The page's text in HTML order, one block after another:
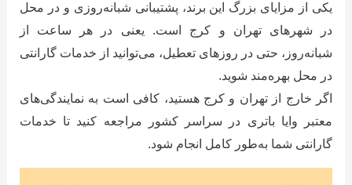
یکی از مزایای بزرگ این برند، پشتیبانی شبانه‌روزی و در محل
در شهرهای تهران و کرج است. یعنی در هر ساعت از
شبانه‌روز، حتی در روزهای تعطیل، می‌توانید از خدمات گارانتی
در محل بهره‌مند شوید.
اگر خارج از تهران و کرج هستید، کافی است به نمایندگی‌های
معتبر وایا باتری در سراسر کشور مراجعه کنید تا خدمات
گارانتی شما به‌طور کامل انجام شود.